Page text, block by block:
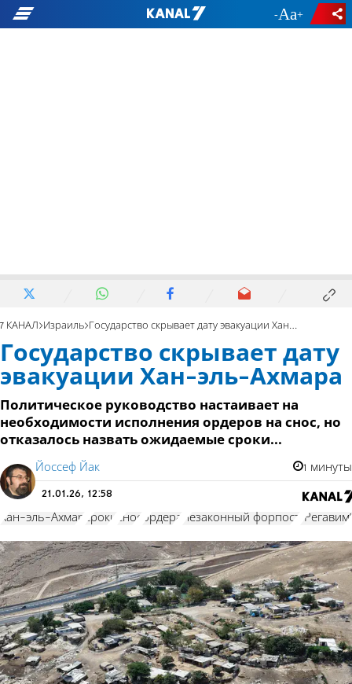
- +
7 КАНАЛ Израиль Государство скрывает дату эвакуации Хан-эль-Ахмара
Государство скрывает дату
эвакуации Хан-эль-Ахмара
Политическое руководство настаивает на
необходимости исполнения ордеров на снос, но
отказалось назвать ожидаемые сроки...
Йоссеф Йак 1 минуты
21.01.26, 12:58
Хан-эль-Ахмар сроки снос ордера незаконный форпост